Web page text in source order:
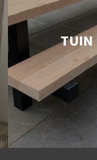
TUIN